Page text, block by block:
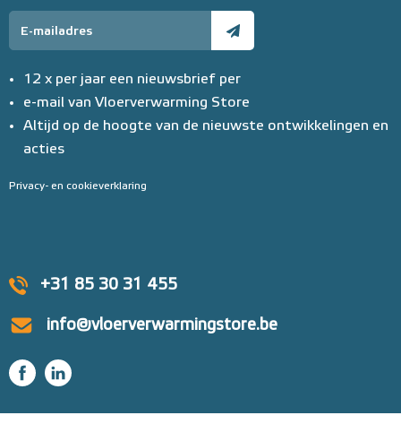
+31 85 30 31 455
info@vloerverwarmingstore.be
12 x per jaar een nieuwsbrief per
e-mail van Vloerverwarming Store
Altijd op de hoogte van de nieuwste ontwikkelingen en
acties
Privacy- en cookieverklaring